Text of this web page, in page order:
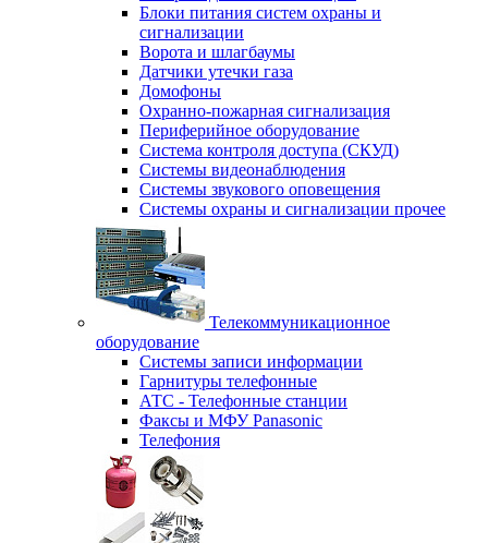
Блоки питания систем охраны и
сигнализации
Ворота и шлагбаумы
Датчики утечки газа
Домофоны
Охранно-пожарная сигнализация
Периферийное оборудование
Система контроля доступа (СКУД)
Системы видеонаблюдения
Системы звукового оповещения
Системы охраны и сигнализации прочее
Телекоммуникационное
оборудование
Системы записи информации
Гарнитуры телефонные
АТС - Телефонные станции
Факсы и МФУ Panasonic
Телефония